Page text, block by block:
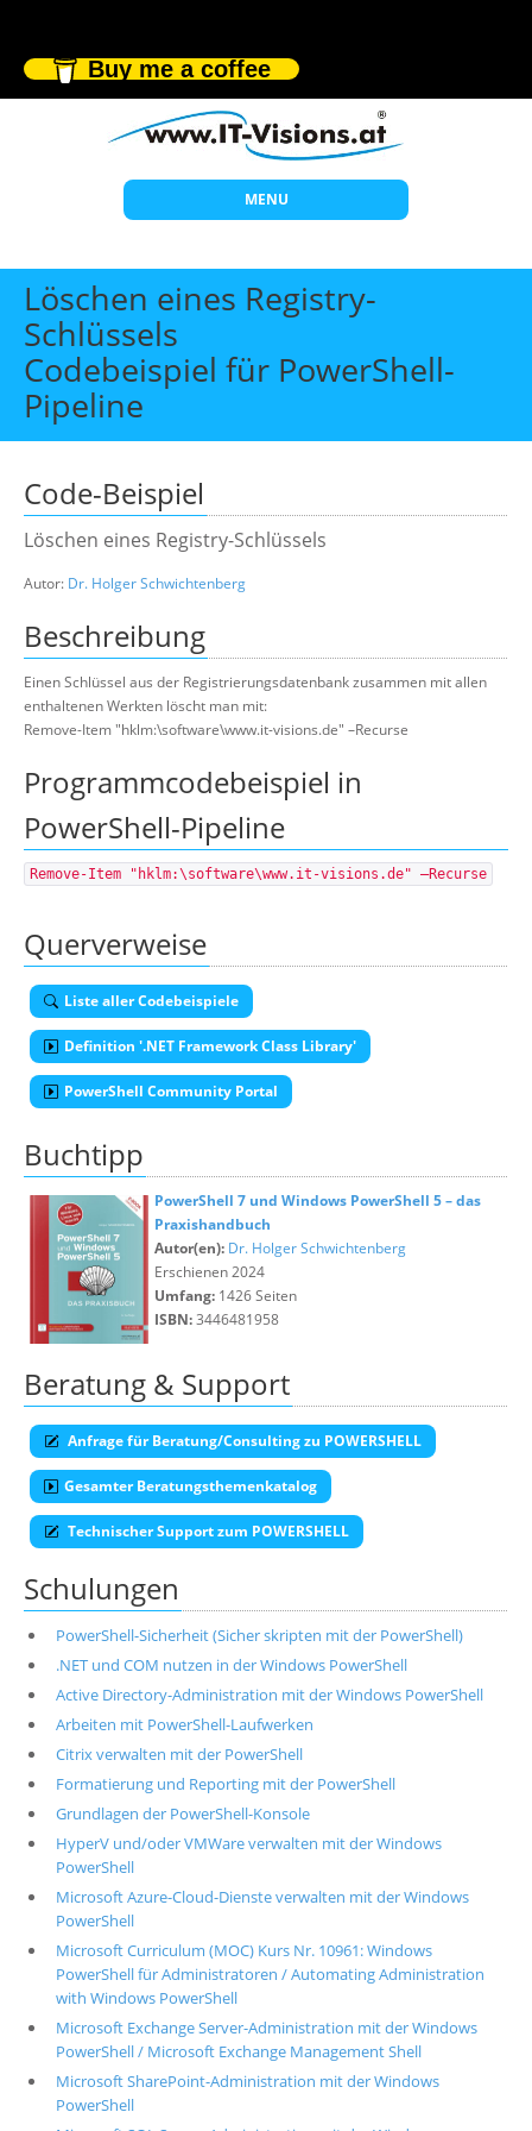
Buy me a coffee
MENU
Start
Themen
Beratung
Offene Seminare
Wissen
Über uns
Löschen eines Registry-
Schlüssels
Codebeispiel für PowerShell-
Pipeline
Code-Beispiel
Löschen eines Registry-Schlüssels
Autor: Dr. Holger Schwichtenberg
Beschreibung
Einen Schlüssel aus der Registrierungsdatenbank zusammen mit allen
enthaltenen Werkten löscht man mit:
Remove-Item "hklm:\software\www.it-visions.de" –Recurse
Programmcodebeispiel in
PowerShell-Pipeline
Remove-Item "hklm:\software\www.it-visions.de" –Recurse
Querverweise
Liste aller Codebeispiele
Definition '.NET Framework Class Library'
PowerShell Community Portal
Buchtipp
PowerShell 7 und Windows PowerShell 5 – das
Praxishandbuch
Autor(en): Dr. Holger Schwichtenberg
Erschienen 2024
Umfang: 1426 Seiten
ISBN:3446481958
Beratung & Support
Anfrage für Beratung/Consulting zu POWERSHELL
Gesamter Beratungsthemenkatalog
Technischer Support zum POWERSHELL
Schulungen
PowerShell-Sicherheit (Sicher skripten mit der PowerShell)
.NET und COM nutzen in der Windows PowerShell
Active Directory-Administration mit der Windows PowerShell
Arbeiten mit PowerShell-Laufwerken
Citrix verwalten mit der PowerShell
Formatierung und Reporting mit der PowerShell
Grundlagen der PowerShell-Konsole
HyperV und/oder VMWare verwalten mit der Windows
PowerShell
Microsoft Azure-Cloud-Dienste verwalten mit der Windows
PowerShell
Microsoft Curriculum (MOC) Kurs Nr. 10961: Windows
PowerShell für Administratoren / Automating Administration
with Windows PowerShell
Microsoft Exchange Server-Administration mit der Windows
PowerShell / Microsoft Exchange Management Shell
Microsoft SharePoint-Administration mit der Windows
PowerShell